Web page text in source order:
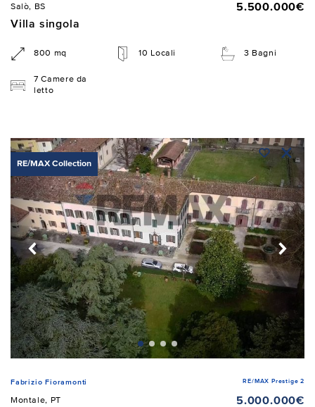
Salò, BS
5.500.000€
Villa singola
800 mq 10 Locali 3 Bagni
7 Camere da
letto
RE/MAX Collection
Fabrizio Fioramonti RE/MAX Prestige 2
Montale, PT
5.000.000€